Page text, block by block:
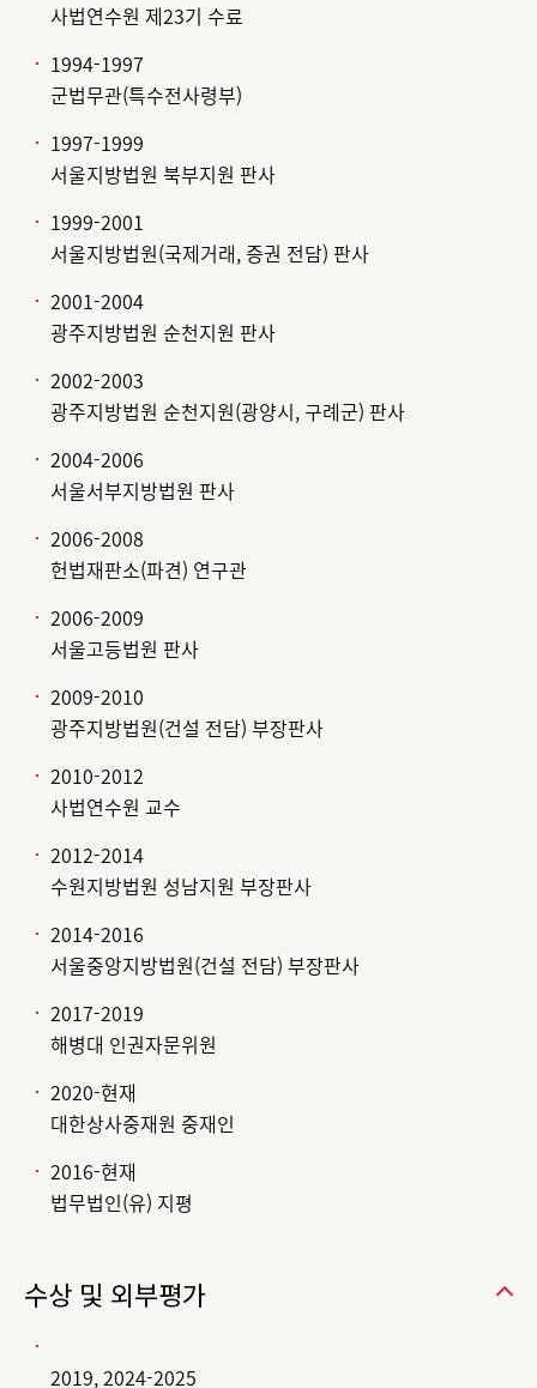
사법연수원 제23기 수료
1994-1997
군법무관(특수전사령부)
1997-1999
서울지방법원 북부지원 판사
1999-2001
서울지방법원(국제거래, 증권 전담) 판사
2001-2004
광주지방법원 순천지원 판사
2002-2003
광주지방법원 순천지원(광양시, 구례군) 판사
2004-2006
서울서부지방법원 판사
2006-2008
헌법재판소(파견) 연구관
2006-2009
서울고등법원 판사
2009-2010
광주지방법원(건설 전담) 부장판사
2010-2012
사법연수원 교수
2012-2014
수원지방법원 성남지원 부장판사
2014-2016
서울중앙지방법원(건설 전담) 부장판사
2017-2019
해병대 인권자문위원
2020-현재
대한상사중재원 중재인
2016-현재
법무법인(유) 지평
수상 및 외부평가
2019, 2024-2025